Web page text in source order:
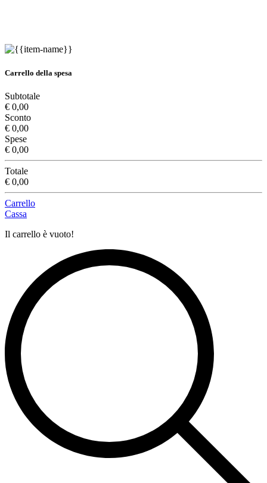
Carrello della spesa
Subtotale
€ 0,00
Sconto
€ 0,00
Spese
€ 0,00
Totale
€ 0,00
Carrello
Cassa
Il carrello è vuoto!